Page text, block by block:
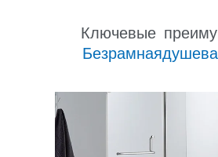
Ключевые
Безрамнаядушева